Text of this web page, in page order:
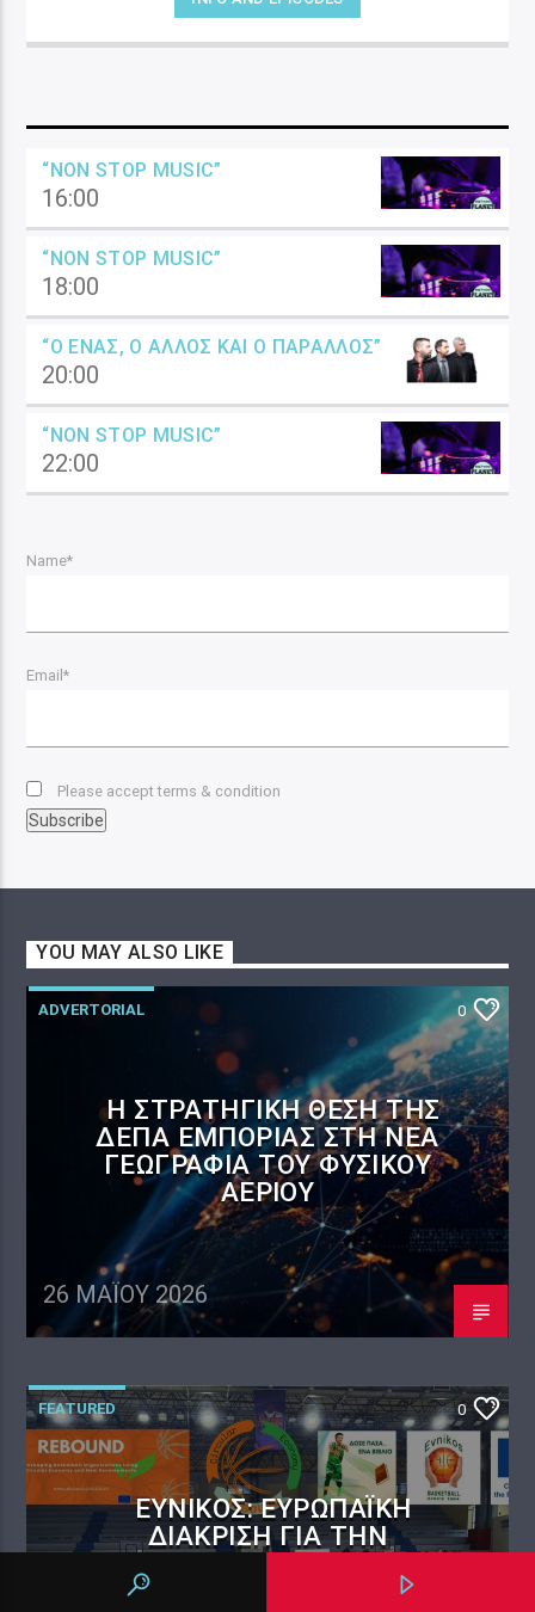
“NON STOP MUSIC”
16:00
“NON STOP MUSIC”
18:00
“Ο ΈΝΑΣ, Ο ΆΛΛΟΣ ΚΑΙ Ο ΠΑΡΆΛΛΟΣ”
20:00
“NON STOP MUSIC”
22:00
Name*
Email*
Please accept terms & condition
YOU MAY ALSO LIKE
ADVERTORIAL 0
Η ΣΤΡΑΤΗΓΙΚΉ ΘΈΣΗ ΤΗΣ
ΔΕΠΑ ΕΜΠΟΡΊΑΣ ΣΤΗ ΝΈΑ
ΓΕΩΓΡΑΦΊΑ ΤΟΥ ΦΥΣΙΚΟΎ
ΑΕΡΊΟΥ
26 ΜΑΪ́ΟΥ 2026
FEATURED 0
ΕΎΝΙΚΟΣ: ΕΥΡΩΠΑΪΚΉ
ΔΙΆΚΡΙΣΗ ΓΙΑ ΤΗΝ
ΣΤΟ ERASMUS+ REBOUND